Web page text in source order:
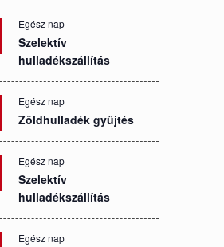
Egész nap
Szelektív
hulladékszállítás
Egész nap
Zöldhulladék gyűjtés
Egész nap
Szelektív
hulladékszállítás
Egész nap